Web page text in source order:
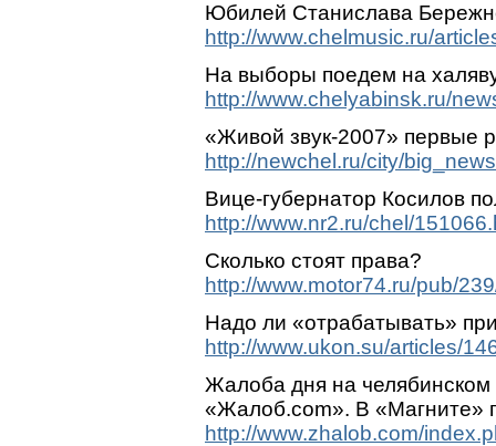
Юбилей Станислава
http://www.chelmusic.ru/
На выборы поедем на
http://www.chelyabinsk.ru/
«Живой звук-2007» первые
http://newchel.ru/city/
Вице-губернатор Косилов
http://www.nr2.ru/chel/
Сколько стоят права?
http://www.motor74.ru/pub/
Надо ли «отрабатывать»
http://www.ukon.su/articles/
Жалоба дня на
«Жалоб.com». В «Магните»
http://www.zhalob.com/